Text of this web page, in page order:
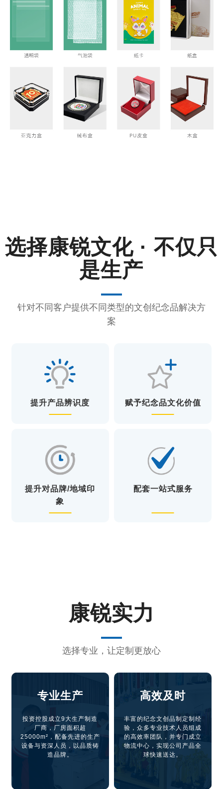
选择康锐文化 · 不仅只
是生产
针对不同客户提供不同类型的文创纪念品解决方
案
提升产品辨识度 赋予纪念品文化价值
提升对品牌/地域印
象
配套一站式服务
康锐实力
选择专业，让定制更放心
专业生产
投资控股成立9大生产制造
厂商，厂房面积超
25000m²，配备先进的生产
设备与资深人员，以品质铸
造品牌。
高效及时
丰富的纪念文创品制定制经
验，众多专业技术人员组成
的高效率团队，并专门成立
物流中心，实现公司产品全
球快速送达。